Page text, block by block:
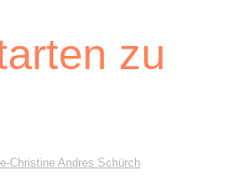
zu
Christine Andres Schürch